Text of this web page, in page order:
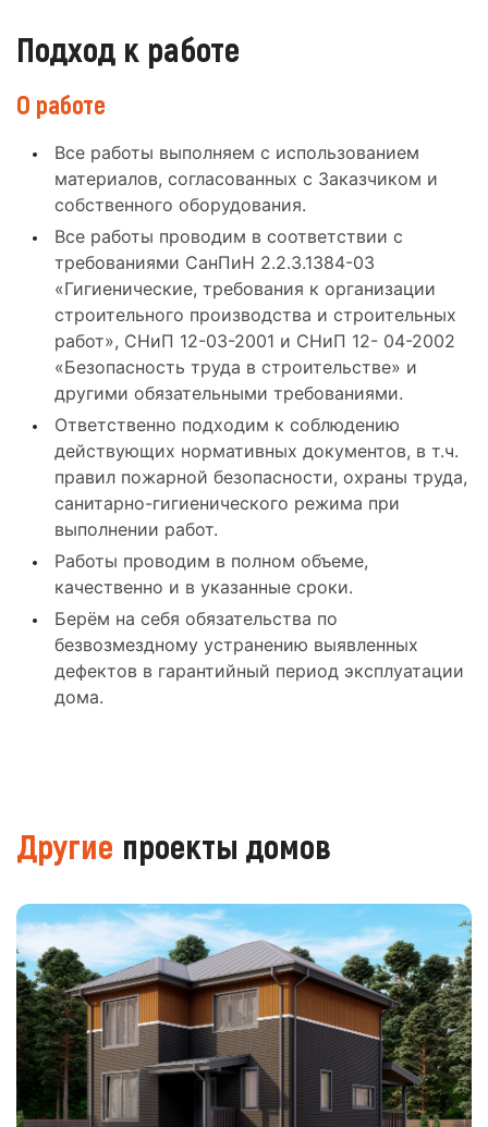
Подход к работе
О работе
Все работы выполняем с использованием
материалов, согласованных с Заказчиком и
собственного оборудования.
Все работы проводим в соответствии с
требованиями СанПиН 2.2.3.1384-03
«Гигиенические, требования к организации
строительного производства и строительных
работ», СНиП 12-03-2001 и СНиП 12- 04-2002
«Безопасность труда в строительстве» и
другими обязательными требованиями.
Ответственно подходим к соблюдению
действующих нормативных документов, в т.ч.
правил пожарной безопасности, охраны труда,
санитарно-гигиенического режима при
выполнении работ.
Работы проводим в полном объеме,
качественно и в указанные сроки.
Берём на себя обязательства по
безвозмездному устранению выявленных
дефектов в гарантийный период эксплуатации
дома.
Другие проекты домов